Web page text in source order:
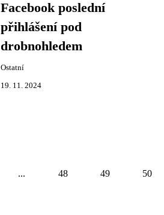
Facebook poslední
přihlášení pod
drobnohledem
Ostatní
19. 11. 2024
... 48 49 50